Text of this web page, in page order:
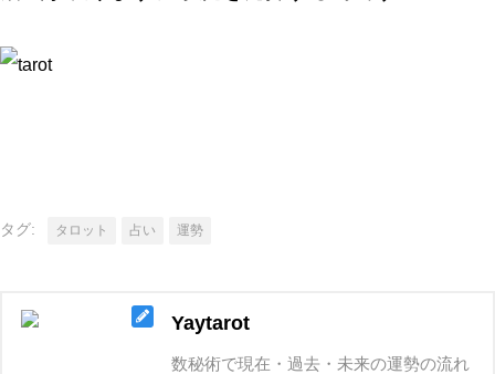
タグ: タロット 占い 運勢
Yaytarot
数秘術で現在・過去・未来の運勢の流れ